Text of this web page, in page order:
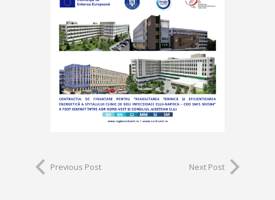
Previous Post Next Post